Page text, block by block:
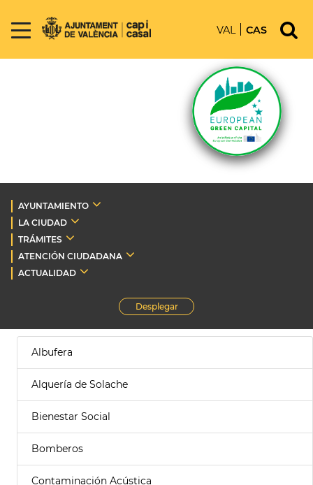
VAL CAS
AYUNTAMIENTO
LA CIUDAD
TRÁMITES
ATENCIÓN CIUDADANA
ACTUALIDAD
Desplegar
Albufera
Alquería de Solache
Bienestar Social
Bomberos
Contaminación Acústica